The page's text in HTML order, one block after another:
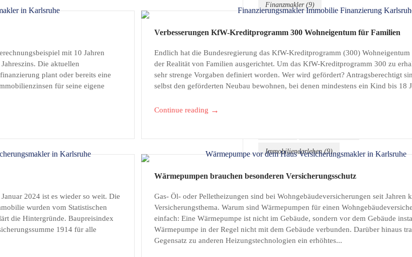
mit 10 Jahren
Die aktuellen
plant oder bereits eine
für seine eigene
Verbesserungen KfW-Kreditprogramm 300 Wohneigentum für Familien
Endlich hat die Bundesregierung das KfW-Kreditprogramm (300)
der Realität von Familien ausgerichtet. Um das KfW-Kreditprogramm 300 zu
sehr strenge Vorgaben definiert worden. Wer wird gefördert? Antragsberechtigt
selbst den geförderten Neubau bewohnen, bei denen mindestens ein Kind bis 18
Continue reading →
2024 ist es wieder so weit. Die
wurden vom Statistischen
die Hintergründe. Baupreisindex
1914 für alle
Wärmepumpen brauchen besonderen Versicherungsschutz
Gas- Öl- oder Pelletheizungen sind bei Wohngebäudeversicherungen seit Jahren
Versicherungsthema. Warum sind Wärmepumpen für einen
einfach: Eine Wärmepumpe ist nicht im Gebäude, sondern vor dem Gebäude
Wärmepumpe in der Regel nicht mit dem Gebäude verbunden. Darüber hinaus
Gegensatz zu anderen Heizungstechnologien ein erhöhtes...
Finanzmakler(9)
Forward Darlehen (6)
freie Finanzberatung(90)
Immobiliendarlehen(9)
Immobilienfinanzierung (42)
Immobilienkredit (8)
Immobilienmakler (11)